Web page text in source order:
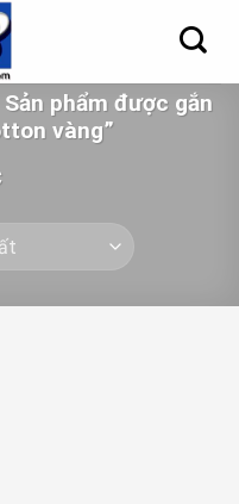
Sản phẩm được gắn
vàng”